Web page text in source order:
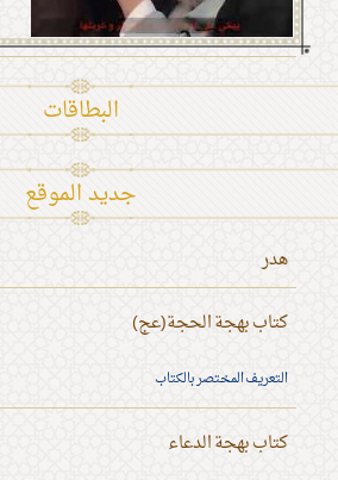
البطاقات
جديد الموقع
هدر
كتاب بهجة الحجة(عج)
التعريف المختصر بالكتاب
كتاب بهجة الدعاء